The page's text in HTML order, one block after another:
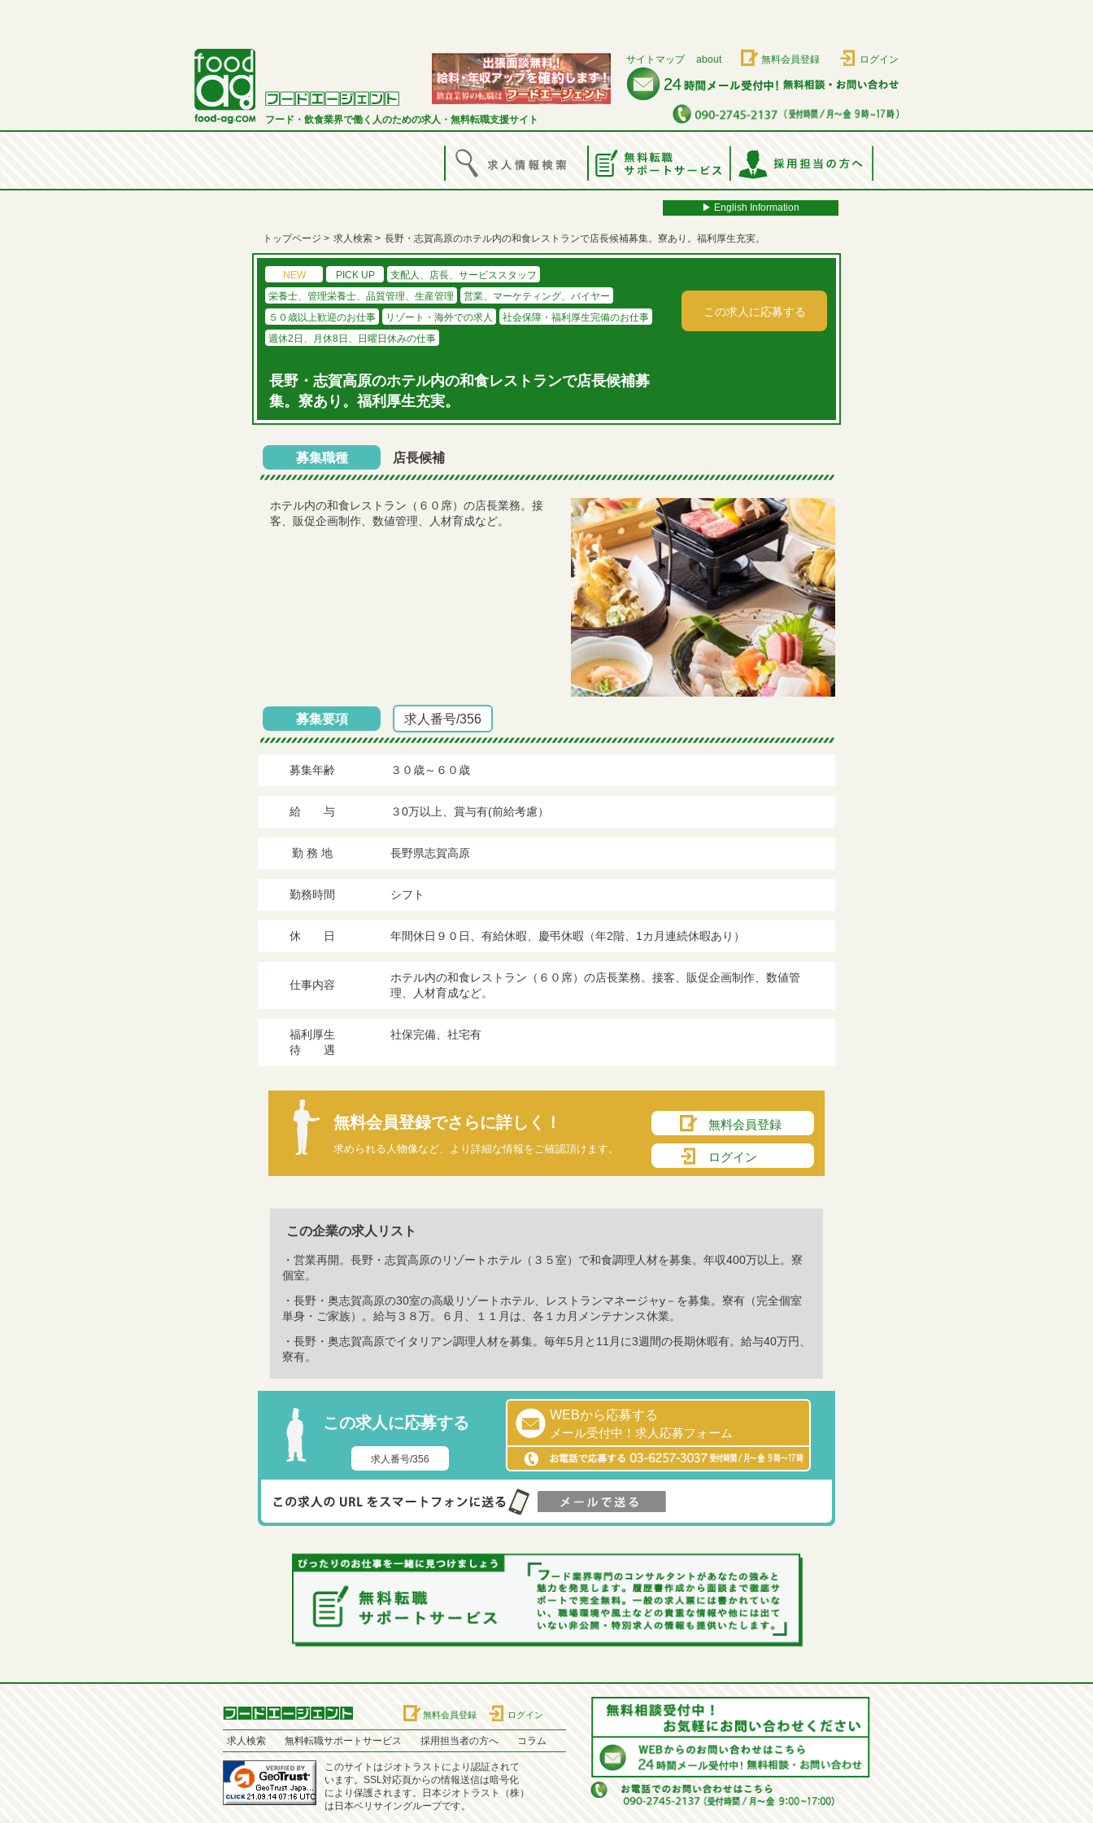
フード・飲食業界で働く人のための求人・無料転職支援サイト
サイトマップ about 無料会員登録 ログイン
▶︎ English Information
トップページ 求人検索 長野・志賀高原のホテル内の和食レストランで店長候補募集。寮あり。福利厚生充実。
NEW PICK UP
支配人、店長、サービススタッフ
栄養士、管理栄養士、品質管理、生産管理
営業、マーケティング、バイヤー
５０歳以上歓迎のお仕事
リゾート・海外での求人
社会保障・福利厚生完備のお仕事
週休2日、月休8日、日曜日休みの仕事
長野・志賀高原のホテル内の和食レストランで店長候補募
集。寮あり。福利厚生充実。
この求人に応募する
募集職種 店長候補
ホテル内の和食レストラン（６０席）の店長業務。接
客、販促企画制作、数値管理、人材育成など。
募集要項 求人番号/356
募集年齢 ３０歳～６０歳
給 与 ３0万以上、賞与有(前給考慮）
勤 務 地 長野県志賀高原
勤務時間 シフト
休 日 年間休日９０日、有給休暇、慶弔休暇（年2階、1カ月連続休暇あり）
仕事内容
ホテル内の和食レストラン（６０席）の店長業務。接客、販促企画制作、数値管
理、人材育成など。
福利厚生
待 遇
社保完備、社宅有
無料会員登録でさらに詳しく！
求められる人物像など、より詳細な情報をご確認頂けます。
無料会員登録
ログイン
この企業の求人リスト
・営業再開。長野・志賀高原のリゾートホテル（３５室）で和食調理人材を募集。年収400万以上。寮
個室。
・長野・奥志賀高原の30室の高級リゾートホテル、レストランマネージャy－を募集。寮有（完全個室
単身・ご家族）。給与３８万。６月、１１月は、各１カ月メンテナンス休業。
・長野・奥志賀高原でイタリアン調理人材を募集。毎年5月と11月に3週間の長期休暇有。給与40万円、
寮有。
この求人に応募する
求人番号/356
WEBから応募する
メール受付中！求人応募フォーム
無料会員登録 ログイン
求人検索 無料転職サポートサービス 採用担当者の方へ コラム
このサイトはジオトラストにより認証されて
います。SSL対応頁からの情報送信は暗号化
により保護されます。日本ジオトラスト（株）
は日本ベリサイングループです。